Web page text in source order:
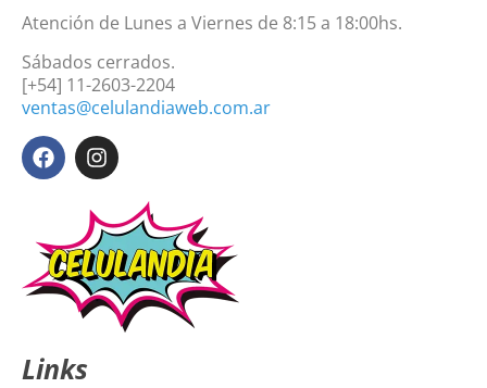
Atención de Lunes a Viernes de 8:15 a 18:00hs.
Sábados cerrados.
[+54] 11-2603-2204
ventas@celulandiaweb.com.ar
Links